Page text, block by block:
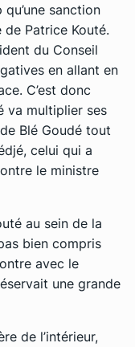
sanction
de Patrice Kouté.
du Conseil
en allant en
C’est donc
va multiplier ses
Blé Goudé tout
celui qui a
le ministre
au sein de la
bien compris
avec le
une grande
de l’intérieur,